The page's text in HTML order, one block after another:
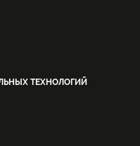
ТЕХНОЛОГИЙ